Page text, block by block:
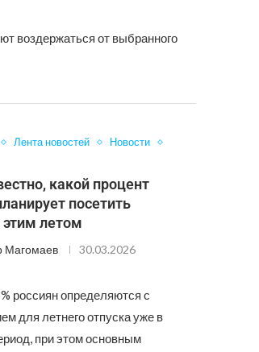
воздержаться от выбранного
Лента новостей
Новости
какой процент
посетить
этим летом
Магомаев 30.03.2026
россиян определяются с
для летнего отпуска уже в
при этом основным